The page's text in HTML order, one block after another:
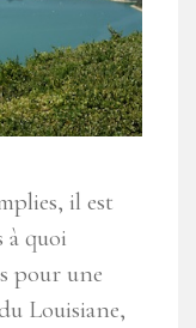
il est
à quoi
pour une
Louisiane,